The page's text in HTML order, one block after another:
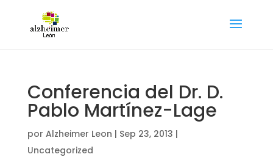
Conferencia del Dr. D.
Pablo Martínez-Lage
por Alzheimer Leon | Sep 23, 2013 |
Uncategorized